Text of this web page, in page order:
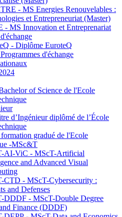
- MS Energies Renouvelables :
et Entrepreneuriat (Master)
- MS Innovation et Entreprenariat
- Diplôme EuroteQ
d'échange
of Science de l'Ecole
d’Ingénieur diplômé de l’École
gradué de l'Ecole
-MSc&T
AI-ViC - MScT-Artificial
and Advanced Visual
CTD - MScT-Cybersecurity :
and Defenses
DDDF - MScT-Double Degree
Finance (DDDF)